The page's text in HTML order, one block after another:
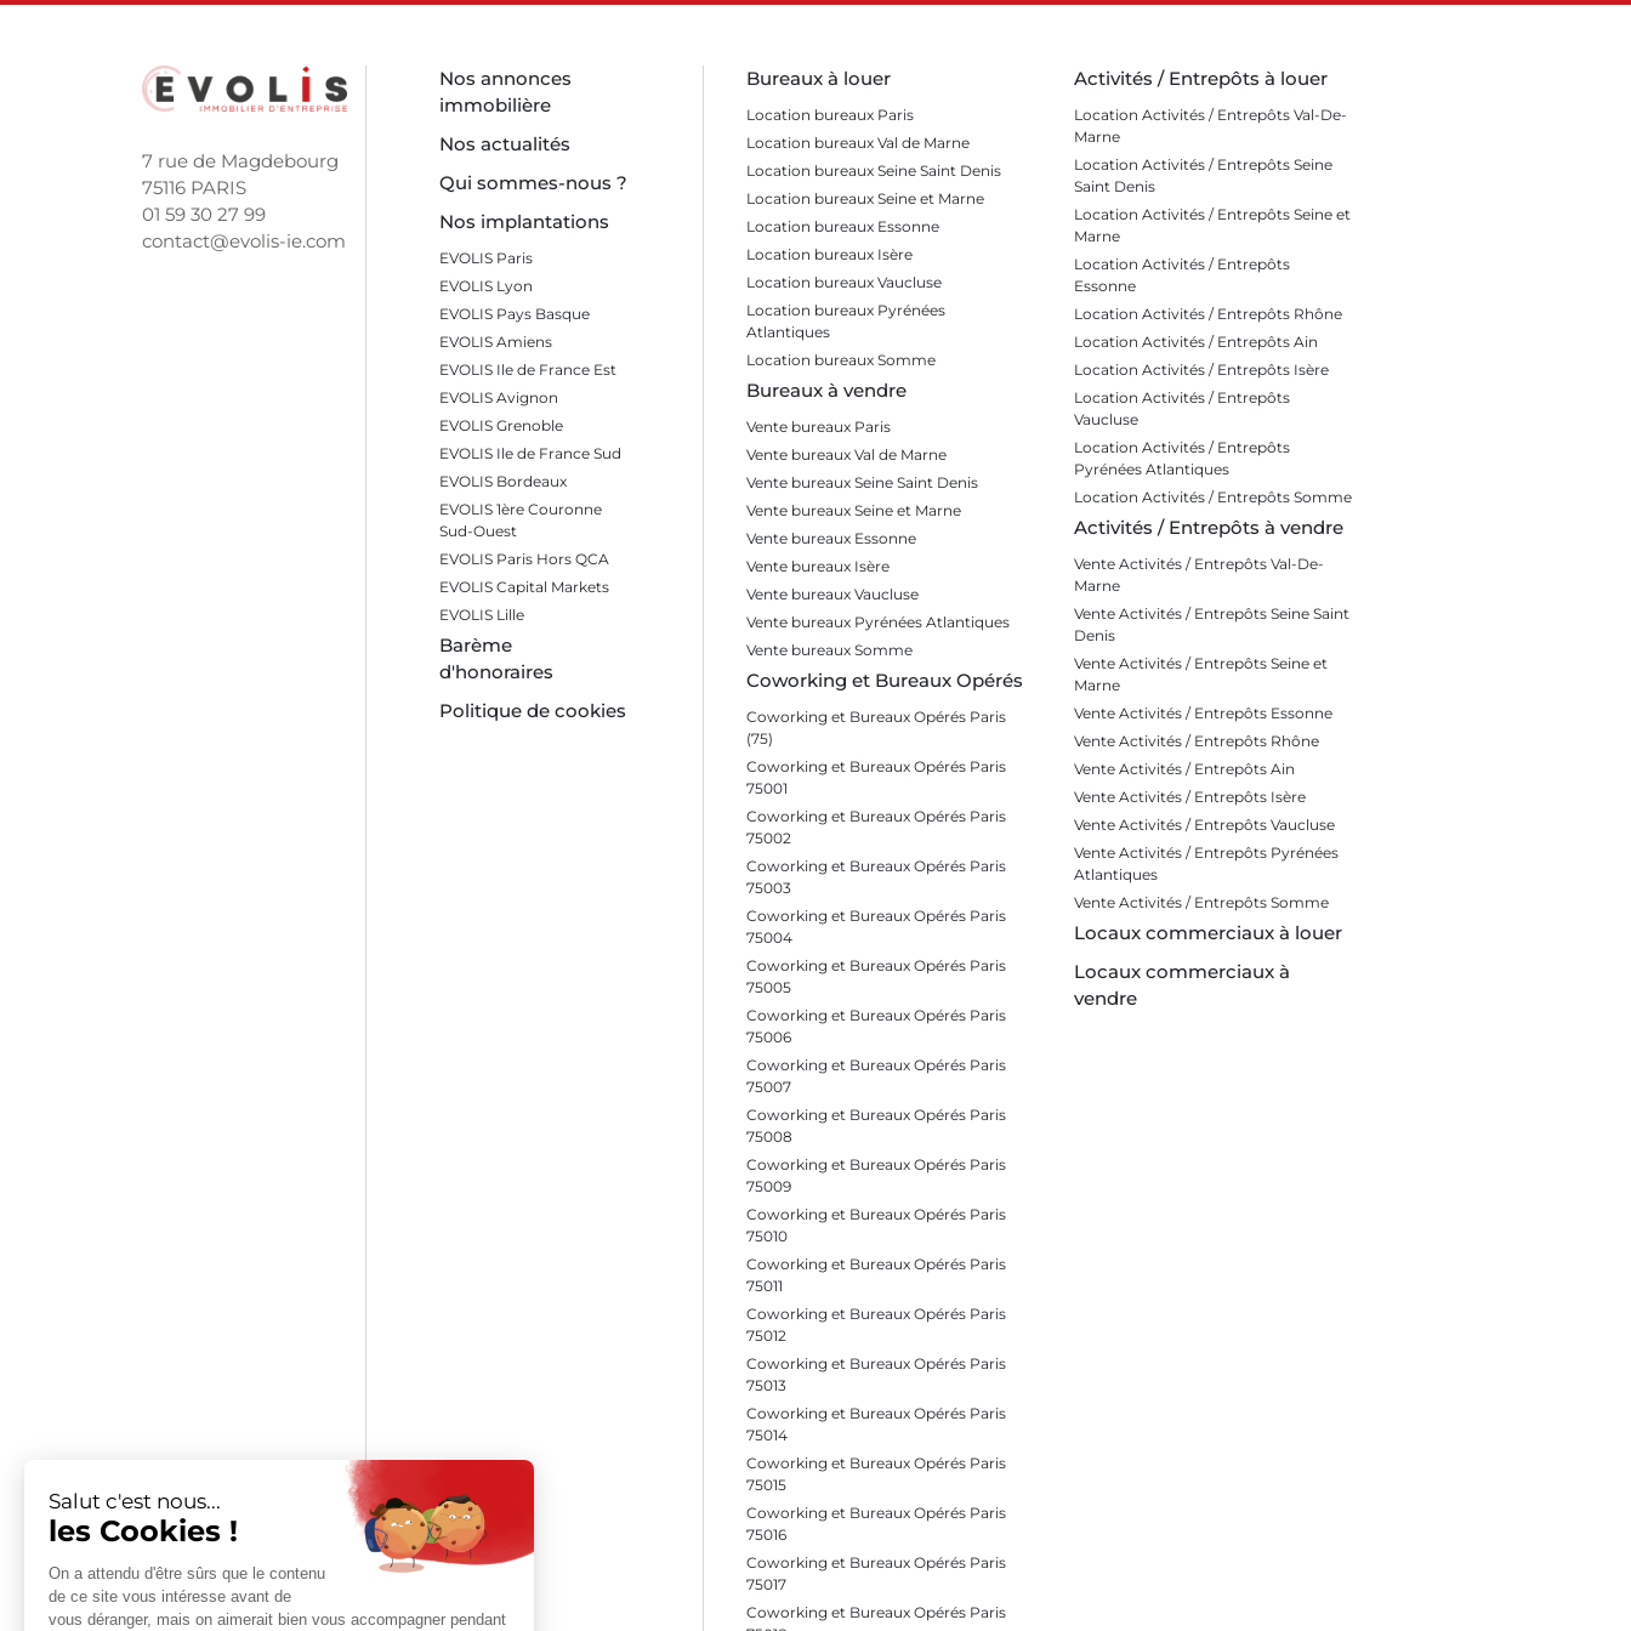
7 rue de Magdebourg
75116 PARIS
01 59 30 27 99
contact@evolis-ie.com
Nos annonces
immobilière
Nos actualités
Qui sommes-nous ?
Nos implantations
EVOLIS Paris
EVOLIS Lyon
EVOLIS Pays Basque
EVOLIS Amiens
EVOLIS Ile de France Est
EVOLIS Avignon
EVOLIS Grenoble
EVOLIS Ile de France Sud
EVOLIS Bordeaux
EVOLIS 1ère Couronne
Sud-Ouest
EVOLIS Paris Hors QCA
EVOLIS Capital Markets
EVOLIS Lille
Barème
d'honoraires
Politique de cookies
Bureaux à louer
Location bureaux Paris
Location bureaux Val de Marne
Location bureaux Seine Saint Denis
Location bureaux Seine et Marne
Location bureaux Essonne
Location bureaux Isère
Location bureaux Vaucluse
Location bureaux Pyrénées
Atlantiques
Location bureaux Somme
Bureaux à vendre
Vente bureaux Paris
Vente bureaux Val de Marne
Vente bureaux Seine Saint Denis
Vente bureaux Seine et Marne
Vente bureaux Essonne
Vente bureaux Isère
Vente bureaux Vaucluse
Vente bureaux Pyrénées Atlantiques
Vente bureaux Somme
Coworking et Bureaux Opérés
Coworking et Bureaux Opérés Paris
(75)
Coworking et Bureaux Opérés Paris
75001
Coworking et Bureaux Opérés Paris
75002
Coworking et Bureaux Opérés Paris
75003
Coworking et Bureaux Opérés Paris
75004
Coworking et Bureaux Opérés Paris
75005
Coworking et Bureaux Opérés Paris
75006
Coworking et Bureaux Opérés Paris
75007
Coworking et Bureaux Opérés Paris
75008
Coworking et Bureaux Opérés Paris
75009
Coworking et Bureaux Opérés Paris
75010
Coworking et Bureaux Opérés Paris
75011
Coworking et Bureaux Opérés Paris
75012
Coworking et Bureaux Opérés Paris
75013
Coworking et Bureaux Opérés Paris
75014
Coworking et Bureaux Opérés Paris
75015
Coworking et Bureaux Opérés Paris
75016
Coworking et Bureaux Opérés Paris
75017
Coworking et Bureaux Opérés Paris
Activités / Entrepôts à louer
Location Activités / Entrepôts Val-De-
Marne
Location Activités / Entrepôts Seine
Saint Denis
Location Activités / Entrepôts Seine et
Marne
Location Activités / Entrepôts
Essonne
Location Activités / Entrepôts Rhône
Location Activités / Entrepôts Ain
Location Activités / Entrepôts Isère
Location Activités / Entrepôts
Vaucluse
Location Activités / Entrepôts
Pyrénées Atlantiques
Location Activités / Entrepôts Somme
Activités / Entrepôts à vendre
Vente Activités / Entrepôts Val-De-
Marne
Vente Activités / Entrepôts Seine Saint
Denis
Vente Activités / Entrepôts Seine et
Marne
Vente Activités / Entrepôts Essonne
Vente Activités / Entrepôts Rhône
Vente Activités / Entrepôts Ain
Vente Activités / Entrepôts Isère
Vente Activités / Entrepôts Vaucluse
Vente Activités / Entrepôts Pyrénées
Atlantiques
Vente Activités / Entrepôts Somme
Locaux commerciaux à louer
Locaux commerciaux à
vendre